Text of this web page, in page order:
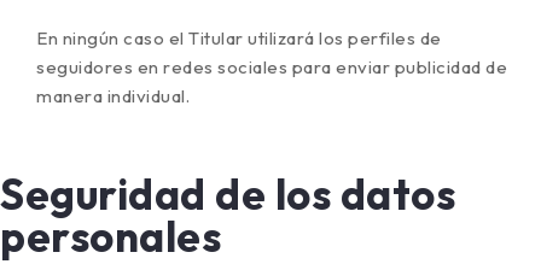
En ningún caso el Titular utilizará los perfiles de
seguidores en redes sociales para enviar publicidad de
manera individual.
Seguridad de los datos
personales